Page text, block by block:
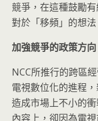
競爭，在這種鼓勵
對於「移頻」的想
加強競爭的政策方向
NCC所推行的跨區
電視數位化的進程
造成市場上不小的
內容上，卻因為電